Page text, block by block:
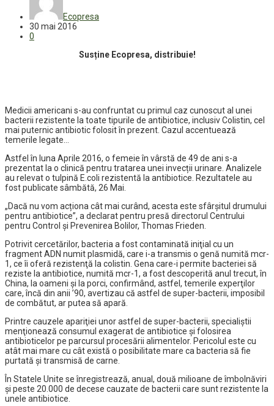
Ecopresa
30 mai 2016
0
Susține Ecopresa, distribuie!
Medicii americani s-au confruntat cu primul caz cunoscut al unei
bacterii rezistente la toate tipurile de antibiotice, inclusiv Colistin, cel
mai puternic antibiotic folosit în prezent. Cazul accentuează
temerile legate…
Astfel în luna Aprile 2016, o femeie în vârstă de 49 de ani s-a
prezentat la o clinică pentru tratarea unei invecții urinare. Analizele
au relevat o tulpină E.coli rezistentă la antibiotice. Rezultatele au
fost publicate sâmbătă, 26 Mai.
„Dacă nu vom acționa cât mai curând, acesta este sfârșitul drumului
pentru antibiotice”, a declarat pentru presă directorul Centrului
pentru Control și Prevenirea Bolilor, Thomas Frieden.
Potrivit cercetărilor, bacteria a fost contaminată iniţial cu un
fragment ADN numit plasmidă, care i-a transmis o genă numită mcr-
1, ce îi oferă rezistenţă la colistin. Gena care-i permite bacteriei să
reziste la antibiotice, numită mcr-1, a fost descoperită anul trecut, în
China, la oameni şi la porci, confirmând, astfel, temerile experţilor
care, încă din anii ’90, avertizau că astfel de super-bacterii, imposibil
de combătut, ar putea să apară.
Printre cauzele apariţiei unor astfel de super-bacterii, specialiştii
menţionează consumul exagerat de antibiotice şi folosirea
antibioticelor pe parcursul procesării alimentelor. Pericolul este cu
atât mai mare cu cât există o posibilitate mare ca bacteria să fie
purtată şi transmisă de carne.
În Statele Unite se înregistrează, anual, două milioane de îmbolnăviri
şi peste 20.000 de decese cauzate de bacterii care sunt rezistente la
unele antibiotice.